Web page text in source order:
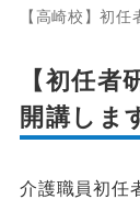
【高崎校】初
【初任
開講しま
介護職員初任